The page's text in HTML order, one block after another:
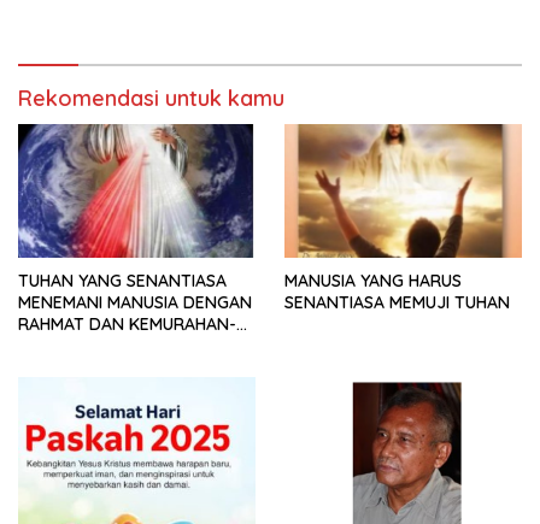
Rekomendasi untuk kamu
TUHAN YANG SENANTIASA
MENEMANI MANUSIA DENGAN
RAHMAT DAN KEMURAHAN-
MANUSIA YANG HARUS
SENANTIASA MEMUJI TUHAN